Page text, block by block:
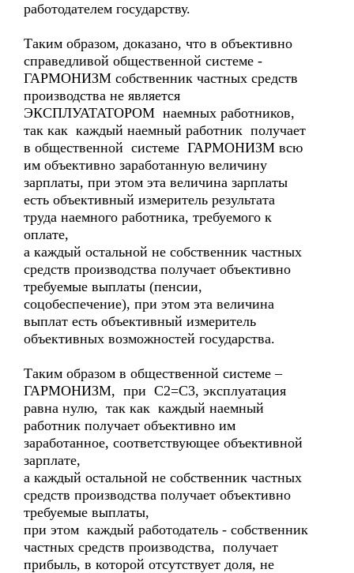
работодателем государству.
Таким образом, доказано, что в объективно
справедливой общественной системе -
ГАРМОНИЗМ собственник частных средств
производства не является
ЭКСПЛУАТАТОРОМ наемных работников,
так как каждый наемный работник получает
в общественной системе ГАРМОНИЗМ всю
им объективно заработанную величину
зарплаты, при этом эта величина зарплаты
есть объективный измеритель результата
труда наемного работника, требуемого к
оплате,
а каждый остальной не собственник частных
средств производства получает объективно
требуемые выплаты (пенсии,
соцобеспечение), при этом эта величина
выплат есть объективный измеритель
объективных возможностей государства.
Таким образом в общественной системе –
ГАРМОНИЗМ, при С2=С3, эксплуатация
равна нулю, так как каждый наемный
работник получает объективно им
заработанное, соответствующее объективной
зарплате,
а каждый остальной не собственник частных
средств производства получает объективно
требуемые выплаты,
при этом каждый работодатель - собственник
частных средств производства, получает
прибыль, в которой отсутствует доля, не